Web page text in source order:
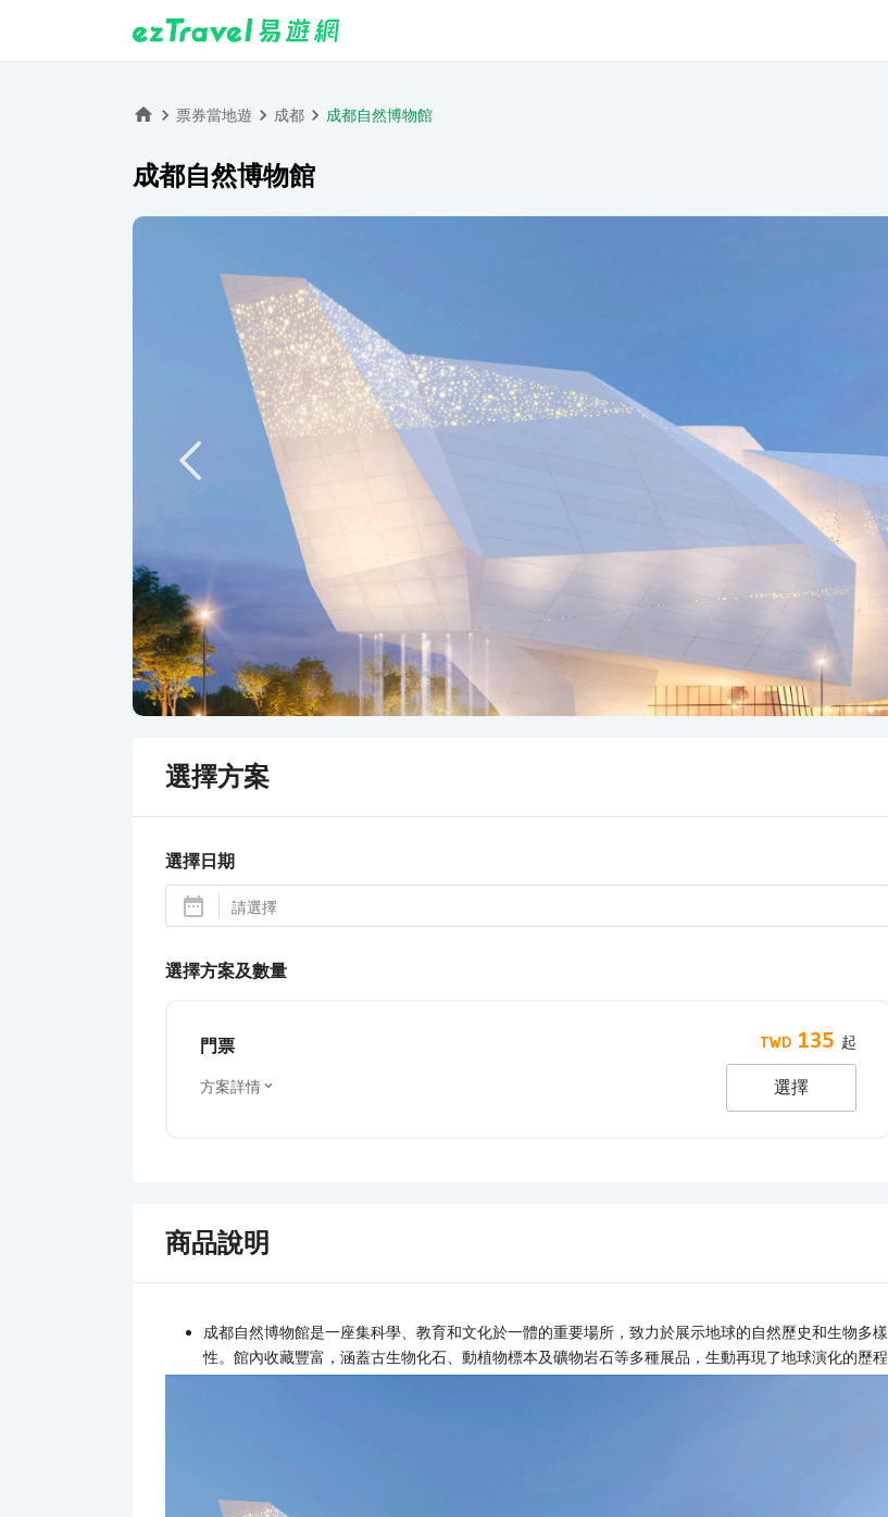
票券當地遊 成都 成都自然博物館
成都自然博物館
選擇方案
選擇日期
選擇方案及數量
門票
方案詳情
135
選擇
商品說明
成都自然博物館是一座集科學、教育和文化於一體的重要場所，致力於展示地球的自然歷史和生物多樣
性。館內收藏豐富，涵蓋古生物化石、動植物標本及礦物岩石等多種展品，生動再現了地球演化的歷程